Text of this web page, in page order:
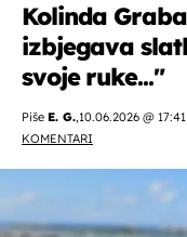
Kolinda
izbjegava
svoje ruke..."
Piše E. G.,10.06.2026 @ 17:41
KOMENTARI